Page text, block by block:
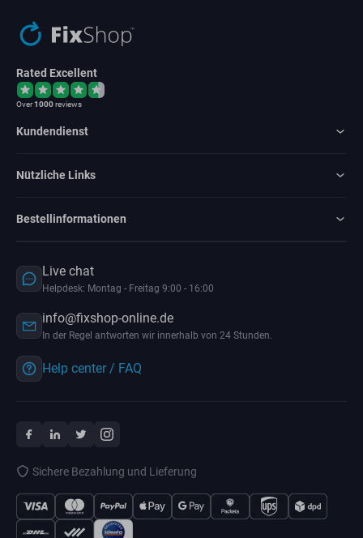
Rated Excellent
Over1000reviews
Kundendienst
Nützliche Links
Bestellinformationen
Live chat
Helpdesk: Montag - Freitag 9:00 - 16:00
info@fixshop-online.de
In der Regel antworten wir innerhalb von 24 Stunden.
Help center / FAQ
Sichere Bezahlung und Lieferung